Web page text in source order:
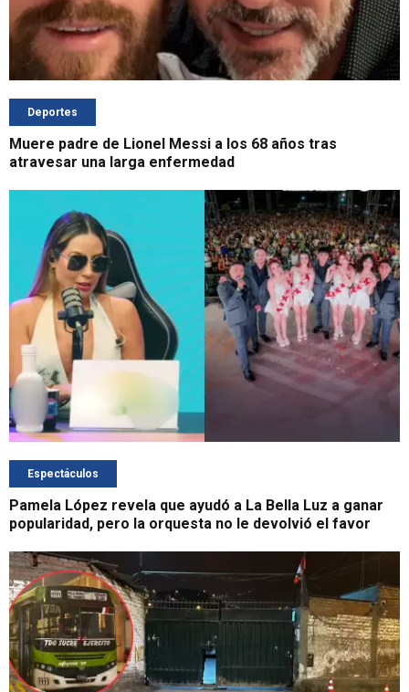
Deportes
Muere padre de Lionel Messi a los 68 años tras
atravesar una larga enfermedad
Espectáculos
Pamela López revela que ayudó a La Bella Luz a ganar
popularidad, pero la orquesta no le devolvió el favor